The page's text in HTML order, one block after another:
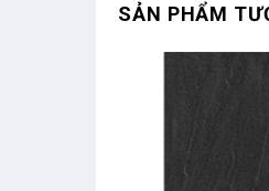
SẢN PHẨM